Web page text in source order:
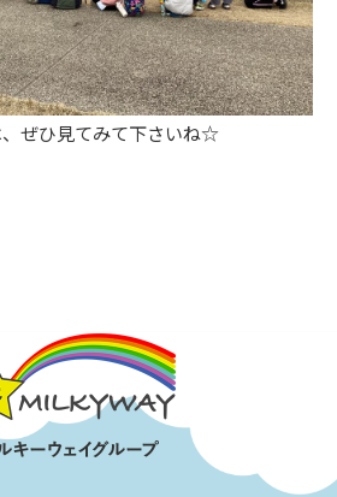
ぜひ見てみて下さいね☆